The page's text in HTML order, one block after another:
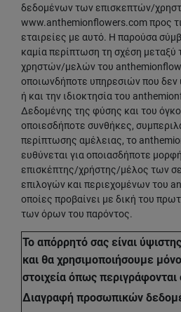
δεδομένων των επισκεπτών/
www.anthemionflowers.com προς
εταιρείες με αυτό. Η παρούσα
καμία περίπτωση τη σχέση
χρηστών/μελών του
οποιωνδήποτε υπηρεσιών που δεν
ή και την ιδιοκτησία του
Δεδομένης της φύσης και του
οποιεσδήποτε συνθήκες,
περίπτωσης αμέλειας, το
ευθύνεται για οποιασδήποτε
επισκέπτης/χρήστης/μέλος των
επιλογών και περιεχομένων του
οποίες προβαίνει με δική του
των όρων του παρόντος.
Το απόρρητό σας είναι
και θα χρησιμοποιήσουμε
στοιχεία όπως
Διαγραφή προσωπικών